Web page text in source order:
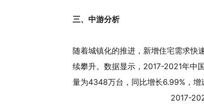
三、中游分析
随着城镇化的推进，新增住宅需求快
续攀升。数据显示，2017-2021年中
量为4348万台，同比增长6.99%，增
2017-